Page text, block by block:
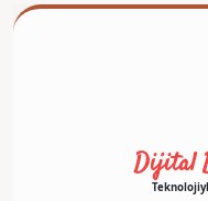
Dijital